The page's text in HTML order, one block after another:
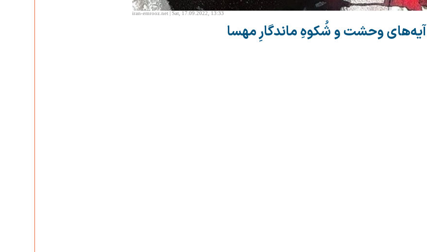
iran-emrooz.net | Sat, 17.09.2022, 13:33
آیه‌های وحشت و شُکوهِ ماندگارِ مهسا